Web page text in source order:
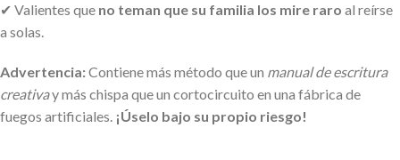
✔ Valientes que no teman que su familia los mire raro al reírse
a solas.
Advertencia:Contiene más método que un manual de escritura
creativay más chispa que un cortocircuito en una fábrica de
fuegos artificiales. ¡Úselo bajo su propio riesgo!